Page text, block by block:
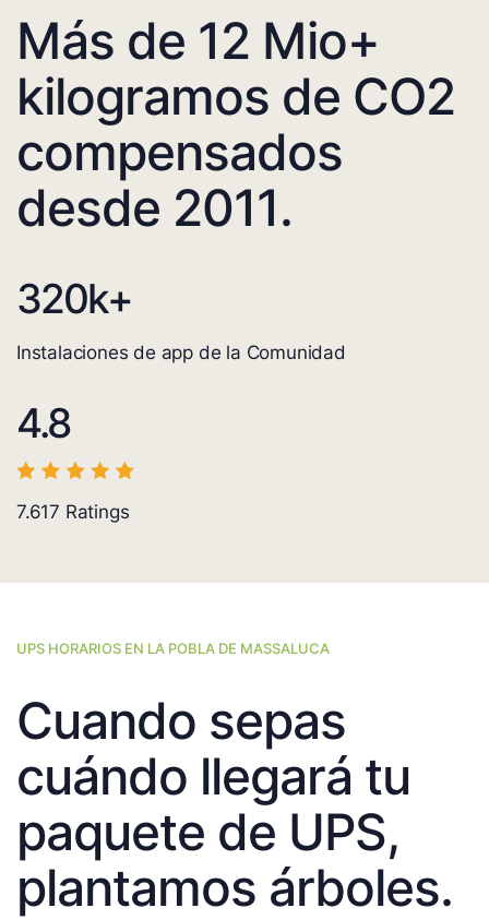
Más de 12 Mio+
kilogramos de CO2
compensados
desde 2011.
320k+
Instalaciones de app de la Comunidad
4.8
7.617 Ratings
UPS HORARIOS EN LA POBLA DE MASSALUCA
Cuando sepas
cuándo llegará tu
paquete de UPS,
plantamos árboles.